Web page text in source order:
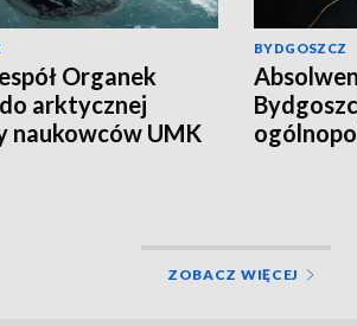
Organek
arktycznej
naukowców UMK
BYDGOSZCZ
ZOBACZ WIĘCEJ